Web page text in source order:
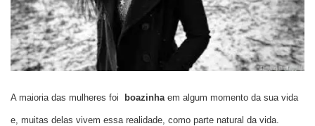
A maioria das mulheres foi boazinha em algum momento da sua vida
e, muitas delas vivem essa realidade, como parte natural da vida.